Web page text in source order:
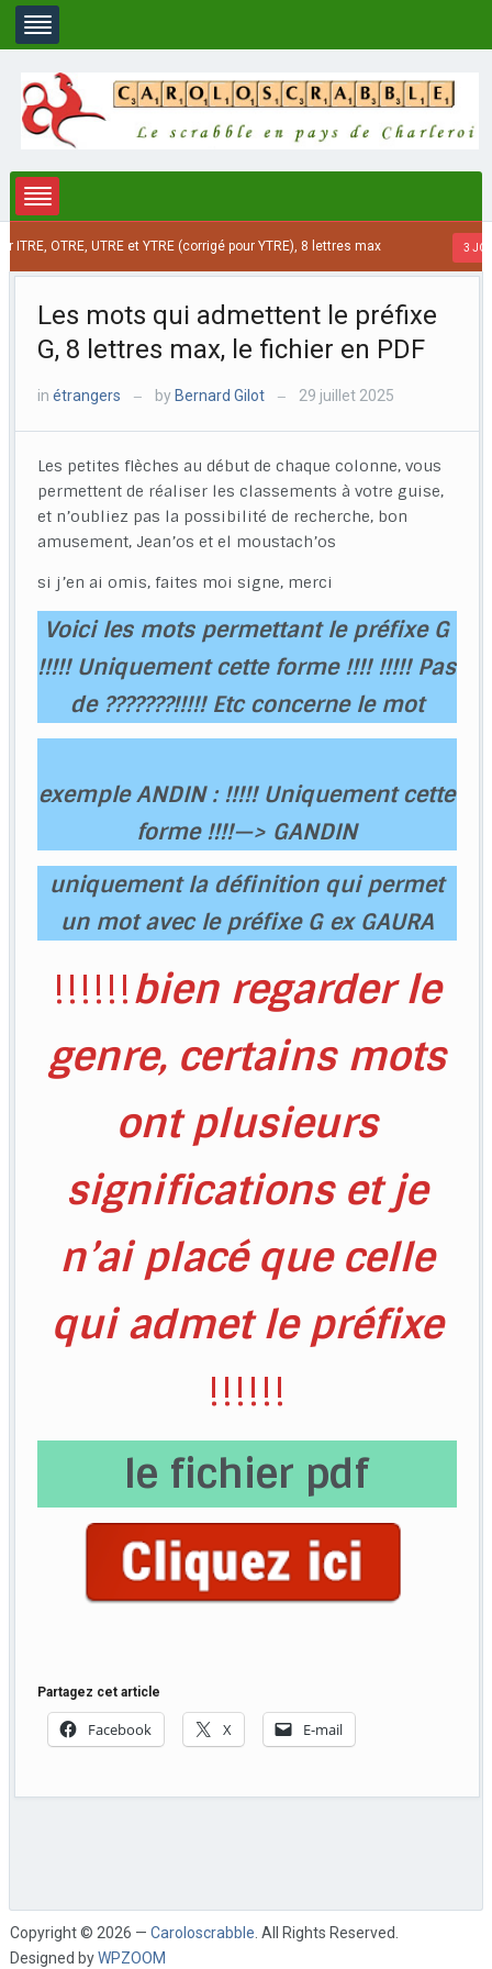
OTRE, UTRE et YTRE (corrigé pour YTRE), 8 lettres max 3
Les mots qui admettent le préfixe
G, 8 lettres max, le fichier en PDF
inétrangers — by Bernard Gilot — 29 juillet 2025
Les petites flèches au début de chaque colonne, vous
permettent de réaliser les classements à votre guise,
et n’oubliez pas la possibilité de recherche, bon
amusement, Jean’os et el moustach’os
si j’en ai omis, faites moi signe, merci
Voici les mots permettant le préfixe G
!!!!! Uniquement cette forme !!!! !!!!! Pas
de ???????!!!!! Etc concerne le mot
exemple ANDIN : !!!!! Uniquement cette
forme !!!!—> GANDIN
uniquement la définition qui permet
un mot avec le préfixe G ex GAURA
!!!!!!bien regarder le
genre, certains mots
ont plusieurs
significations et je
n’ai placé que celle
qui admet le préfixe
!!!!!!
le fichier pdf
Partagez cet article
Facebook X E-mail
Copyright © 2026 — Caroloscrabble . All Rights Reserved.
Designed byWPZOOM